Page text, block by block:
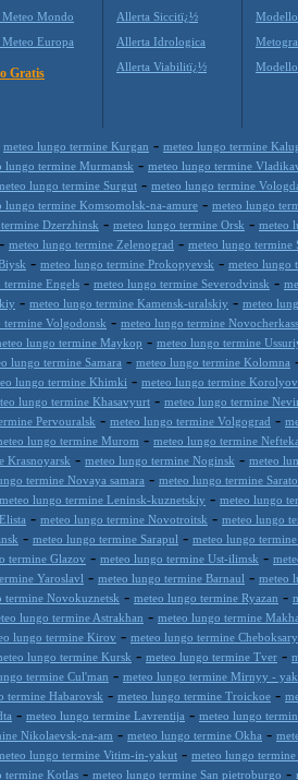
Meteo Mondo
Meteo Europa
Gratis
Allerta Siccitï¿½
Allerta Idrologica
Allerta Viabilitï¿½
Modello
meteo lungo termine Kurgan - meteo lungo termine
lungo termine Murmansk - meteo lungo termine
lungo termine Surgut - meteo lungo termine
lungo termine Komsomolsk-na-amure - meteo lungo
Dzerzhinsk - meteo lungo termine Orsk - meteo
- meteo lungo termine Zelenograd - meteo lungo termine
- meteo lungo termine Prokopyevsk - meteo lungo
termine Engels - meteo lungo termine Severodvinsk -
- meteo lungo termine Kamensk-uralskiy - meteo
termine Volgodonsk - meteo lungo termine
lungo termine Maykop - meteo lungo termine
lungo termine Samara - meteo lungo termine Kolomna
lungo termine Khimki - meteo lungo termine Korolyov
lungo termine Khasavyurt - meteo lungo termine
Pervouralsk - meteo lungo termine Volgograd -
lungo termine Murom - meteo lungo termine
Krasnoyarsk - meteo lungo termine Noginsk - meteo
termine Novaya samara - meteo lungo termine
meteo lungo termine Leninsk-kuznetskiy - meteo lungo
- meteo lungo termine Novotroitsk - meteo lungo
- meteo lungo termine Sarapul - meteo lungo
termine Glazov - meteo lungo termine Ust-ilimsk -
Yaroslavl - meteo lungo termine Barnaul - meteo
termine Novokuznetsk - meteo lungo termine Ryazan -
lungo termine Astrakhan - meteo lungo termine
lungo termine Kirov - meteo lungo termine Cheboksary
lungo termine Kursk - meteo lungo termine Tver -
termine Cul'man - meteo lungo termine Mirnyy -
termine Habarovsk - meteo lungo termine Troickoe -
- meteo lungo termine Lavrentija - meteo lungo
Nikolaevsk-na-am - meteo lungo termine Okha -
lungo termine Vitim-in-yakut - meteo lungo
termine Kotlas - meteo lungo termine San pietroburgo -